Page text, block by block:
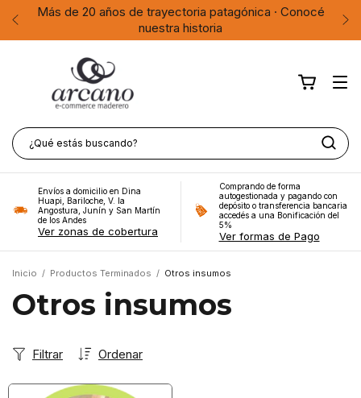
· Conocé
Envíos a Bariloche, Dina Huapi, Villa La
San Martín de los
Envíos a domicilio en Dina
Huapi, Bariloche, V. la
Angostura, Junín y San Martín
de los Andes
Ver zonas de cobertura
Comprando de forma
autogestionada y pagando con
depósito o transferencia bancaria
accedés a una Bonificación del
5%
Ver formas de Pago
Inicio / Productos Terminados / Otros insumos
Otros insumos
Ordenar
Filtrar